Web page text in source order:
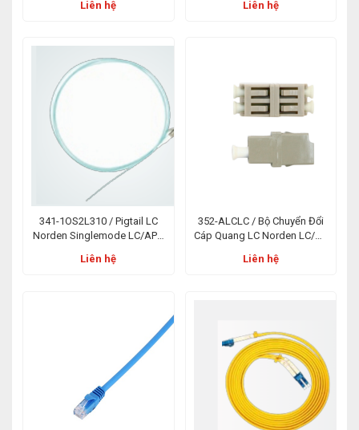
Down 48 Port
Liên hệ Liên hệ
341-1OS2L310 / Pigtail LC
Norden Singlemode LC/APC
Liên hệ
352-ALCLC / Bộ Chuyển Đổi
Cáp Quang LC Norden LC/PC
Liên hệ